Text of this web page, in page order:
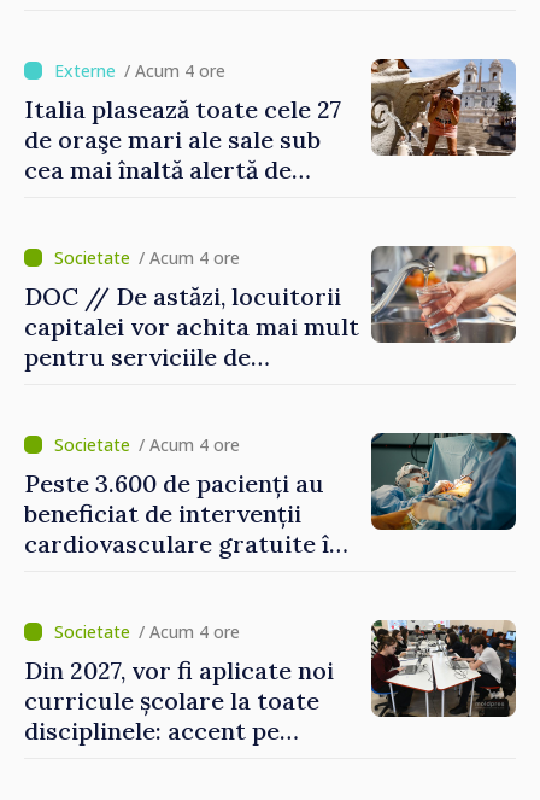
/ Acum 4 ore
Italia plasează toate cele 27
de oraşe mari ale sale sub
cea mai înaltă alertă de
/ Acum 4 ore
DOC // De astăzi, locuitorii
capitalei vor achita mai mult
pentru serviciile de
/ Acum 4 ore
Peste 3.600 de pacienți au
beneficiat de intervenții
cardiovasculare gratuite în
/ Acum 4 ore
Din 2027, vor fi aplicate noi
curricule școlare la toate
disciplinele: accent pe